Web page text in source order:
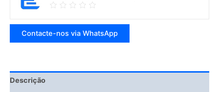
Contacte-nos via WhatsApp
Descrição